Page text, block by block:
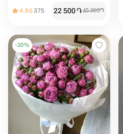
4.86375 22 500֏45 000֏
-20%